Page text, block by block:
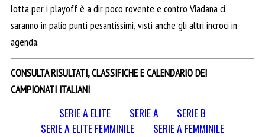
lotta per i playoff è a dir poco rovente e contro Viadana ci
saranno in palio punti pesantissimi, visti anche gli altri incroci in
agenda.
CONSULTA RISULTATI, CLASSIFICHE E CALENDARIO DEI
CAMPIONATI ITALIANI
SERIE A ELITE SERIE A
SERIE B
SERIE A ELITE FEMMINILE
SERIE A FEMMINILE